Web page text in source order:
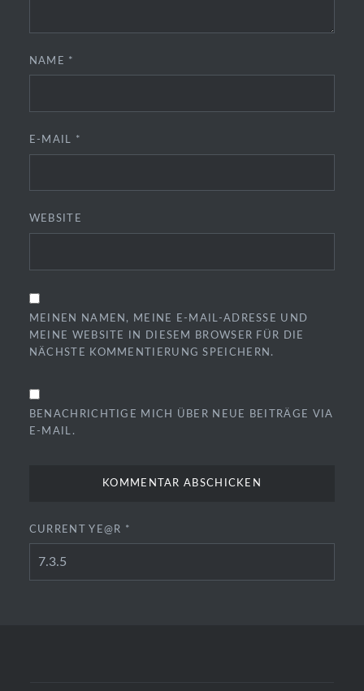
NAME *
E-MAIL *
WEBSITE
MEINEN NAMEN, MEINE E-MAIL-ADRESSE UND
MEINE WEBSITE IN DIESEM BROWSER FÜR DIE
NÄCHSTE KOMMENTIERUNG SPEICHERN.
BENACHRICHTIGE MICH ÜBER NEUE BEITRÄGE VIA
E-MAIL.
CURRENT YE@R *